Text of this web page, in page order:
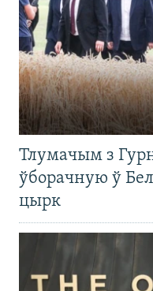
Тлумачым з
ўборачную ў
цырк